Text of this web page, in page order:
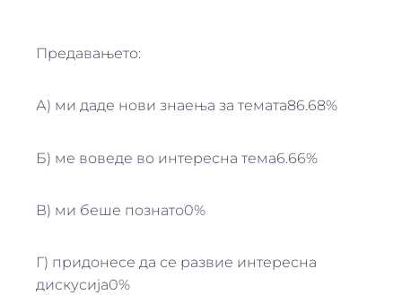
Предавањето:
А) ми даде нови знаења за темата86.68%
Б) ме воведе во интересна тема6.66%
В) ми беше познато0%
Г) придонесе да се развие интересна
дискусија0%